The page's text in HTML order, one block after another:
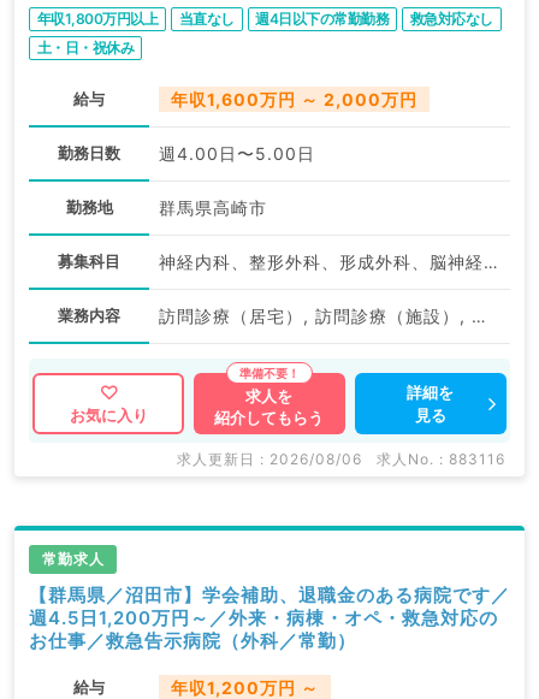
年収1,800万円以上 当直なし 週4日以下の常勤勤務
救急対応なし
土・日・祝休み
給与 年収1,600万円 ～ 2,000万円
勤務日数 週4.00日〜5.00日
勤務地 群馬県高崎市
募集科目 神経内科、整形外科、形成外科、脳神経外科、呼吸器外科、心臓血管外科、泌尿器科、一般内科、循環器内科、呼吸器内科、消化器内科、内分泌・代謝内科、腎臓内科、老年内科、血液内科、外科系全般、一般外科、消化器外科、乳腺外科、膠原病科、大腸・肛門外科
業務内容 訪問診療（居宅）, 訪問診療（施設）, その他, 往診
お気に入り
求人を
紹介してもらう
詳細を
見る
求人更新日 : 2026/08/06 求人No. : 883116
常勤求人
【群馬県／沼田市】学会補助、退職金のある病院です／
週4.5日1,200万円～／外来・病棟・オペ・救急対応の
お仕事／救急告示病院（外科／常勤）
給与 年収1,200万円 ～